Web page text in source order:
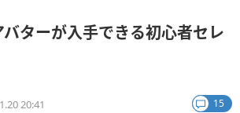
ターが入手できる初心者セレ
20:41
15